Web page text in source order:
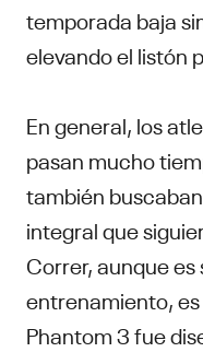
temporada baja
elevando el listón
En general, los
pasan mucho
también
integral que
Correr, aunque
entrenamiento,
Phantom 3 fue